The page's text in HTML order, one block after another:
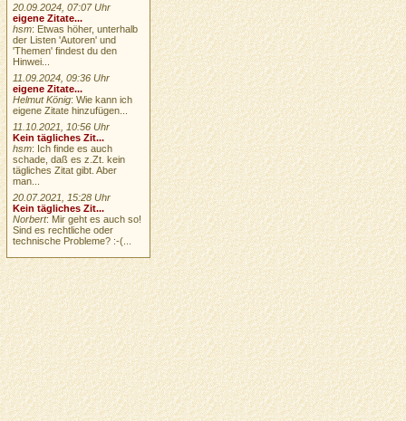
20.09.2024, 07:07 Uhr
eigene Zitate...
hsm: Etwas höher, unterhalb
der Listen 'Autoren' und
'Themen' findest du den
Hinwei...
11.09.2024, 09:36 Uhr
eigene Zitate...
Helmut König: Wie kann ich
eigene Zitate hinzufügen...
11.10.2021, 10:56 Uhr
Kein tägliches Zit...
hsm: Ich finde es auch
schade, daß es z.Zt. kein
tägliches Zitat gibt. Aber
man...
20.07.2021, 15:28 Uhr
Kein tägliches Zit...
Norbert: Mir geht es auch so!
Sind es rechtliche oder
technische Probleme? :-(...